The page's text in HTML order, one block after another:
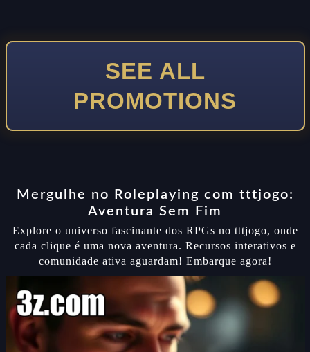
SEE ALL
PROMOTIONS
Mergulhe no Roleplaying com tttjogo:
Aventura Sem Fim
Explore o universo fascinante dos RPGs no tttjogo, onde
cada clique é uma nova aventura. Recursos interativos e
comunidade ativa aguardam! Embarque agora!